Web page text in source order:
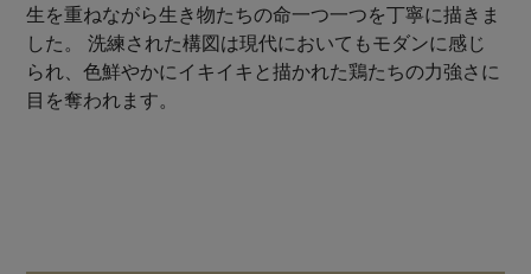
生を重ねながら生き物たちの命一つ一つを丁寧に描きま
した。 洗練された構図は現代においてもモダンに感じ
られ、色鮮やかにイキイキと描かれた鶏たちの力強さに
目を奪われます。